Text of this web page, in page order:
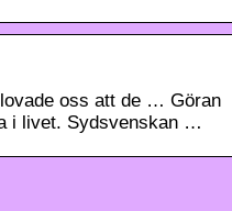
oss att de … Göran
i livet. Sydsvenskan …